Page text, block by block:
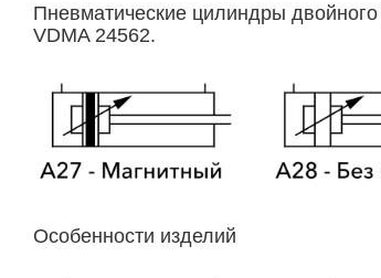
Пневматические цилиндры
VDMA 24562.
Особенности изделий